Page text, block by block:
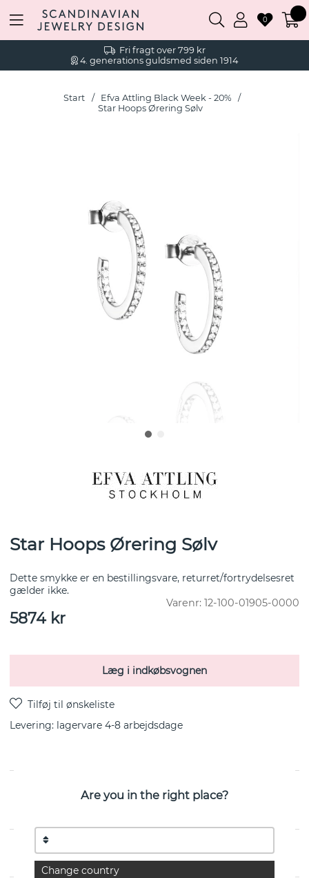
Fri fragt over 799 kr
4. generations guldsmed siden 1914
0
Start
Efva Attling Black Week - 20%
Star Hoops Ørering Sølv
Star Hoops Ørering Sølv
Dette smykke er en bestillingsvare, returret/fortrydelsesret
gælder ikke.
Varenr: 12-100-01905-0000
5874kr
Læg i indkøbsvognen
Levering: lagervare 4-8 arbejdsdage
Star Hoops er en ørering i sterlingsølv fra svenske Efva
EGENSKABER
Are you in the right place?
Change country